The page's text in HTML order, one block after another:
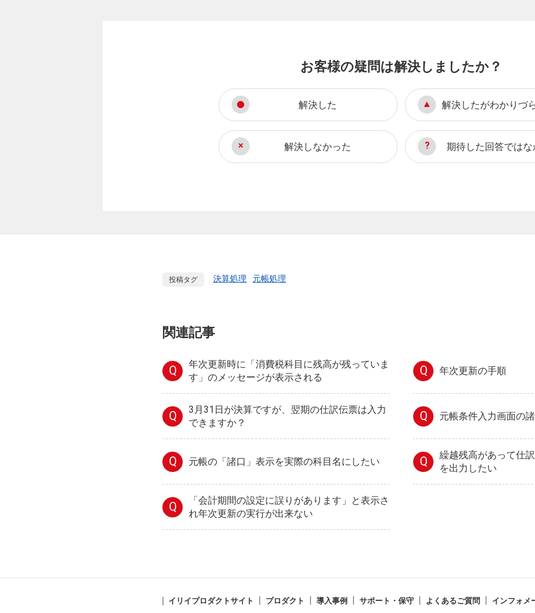
お客様の疑問は解決しましたか？
解決した 解決したがわかりづ
解決しなかった 期待した回答では
投稿タグ 決算処理 元帳処理
関連記事
Q
年次更新時に「消費税科目に残高が残っていま
す」のメッセージが表示される
Q 年次更新の手順
Q
3月31日が決算ですが、翌期の仕訳伝票は入力
できますか？
Q 元帳条件入力画面の
Q 元帳の「諸口」表示を実際の科目名にしたい Q
繰越残高があって仕
を出力したい
Q
「会計期間の設定に誤りがあります」と表示さ
れ年次更新の実行が出来ない
イリイプロダクトサイト プロダクト 導入事例 サポート・保守 よくあるご質問 インフォメ